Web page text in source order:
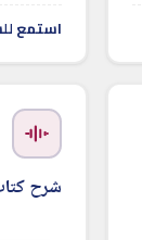
استمع
شرح